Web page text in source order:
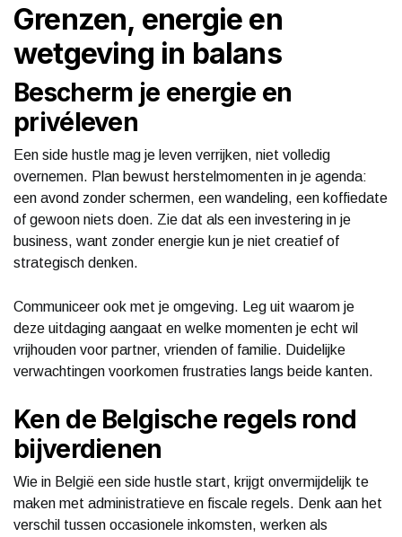
Grenzen, energie en
wetgeving in balans
Bescherm je energie en
privéleven
Een side hustle mag je leven verrijken, niet volledig
overnemen. Plan bewust herstelmomenten in je agenda:
een avond zonder schermen, een wandeling, een koffiedate
of gewoon niets doen. Zie dat als een investering in je
business, want zonder energie kun je niet creatief of
strategisch denken.
Communiceer ook met je omgeving. Leg uit waarom je
deze uitdaging aangaat en welke momenten je echt wil
vrijhouden voor partner, vrienden of familie. Duidelijke
verwachtingen voorkomen frustraties langs beide kanten.
Ken de Belgische regels rond
bijverdienen
Wie in België een side hustle start, krijgt onvermijdelijk te
maken met administratieve en fiscale regels. Denk aan het
verschil tussen occasionele inkomsten, werken als